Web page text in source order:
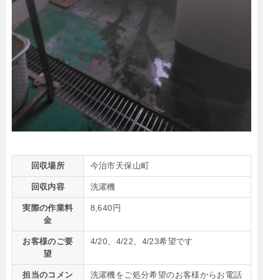
回収場所 今治市天保山町
回収内容 洗濯機
実際の作業料
金
8,640円
お客様のご要
望
4/20、4/22、4/23希望です
担当のコメン
洗濯機をご処分希望のお客様からお電話